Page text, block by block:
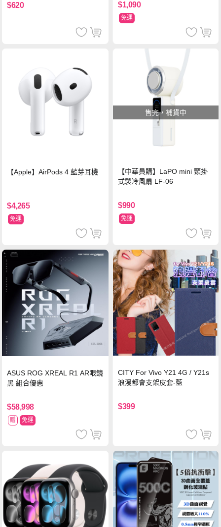
$620 $1,090
免運
【Apple】AirPods 4 藍芽耳機
$4,265
免運
售完，補貨中
【中華員購】LaPO mini 頸掛
式製冷風扇 LF-06
$990
免運
ASUS ROG XREAL R1 AR眼鏡
黑 組合優惠
$58,998
贈 免運
CITY For Vivo Y21 4G / Y21s
浪漫都會支架皮套-藍
$399